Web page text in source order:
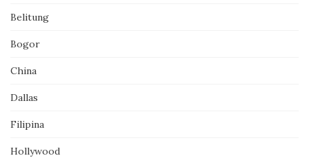
Belitung
Bogor
China
Dallas
Filipina
Hollywood